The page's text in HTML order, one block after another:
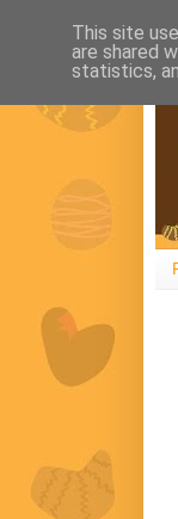
This site
are shared
statistics,